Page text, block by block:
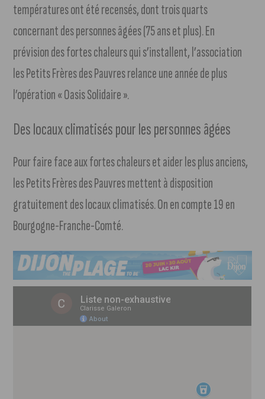
températures ont été recensés, dont trois quarts
concernant des personnes âgées (75 ans et plus). En
prévision des fortes chaleurs qui s’installent, l’association
les Petits Frères des Pauvres relance une année de plus
l’opération « Oasis Solidaire ».
Des locaux climatisés pour les personnes âgées
Pour faire face aux fortes chaleurs et aider les plus anciens,
les Petits Frères des Pauvres mettent à disposition
gratuitement des locaux climatisés. On en compte 19 en
Bourgogne-Franche-Comté.